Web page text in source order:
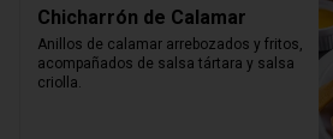
Chicharrón de Calamar
Anillos de calamar arrebozados y fritos,
acompañados de salsa tártara y salsa
criolla.